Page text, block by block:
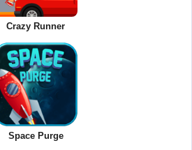
Crazy Runner
Space Purge